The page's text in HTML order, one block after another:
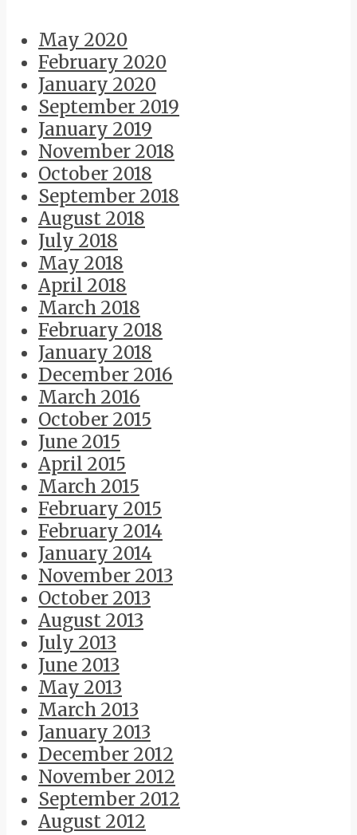
May 2020
February 2020
January 2020
September 2019
January 2019
November 2018
October 2018
September 2018
August 2018
July 2018
May 2018
April 2018
March 2018
February 2018
January 2018
December 2016
March 2016
October 2015
June 2015
April 2015
March 2015
February 2015
February 2014
January 2014
November 2013
October 2013
August 2013
July 2013
June 2013
May 2013
March 2013
January 2013
December 2012
November 2012
September 2012
August 2012